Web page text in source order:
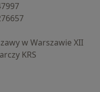
w Warszawie XII
KRS